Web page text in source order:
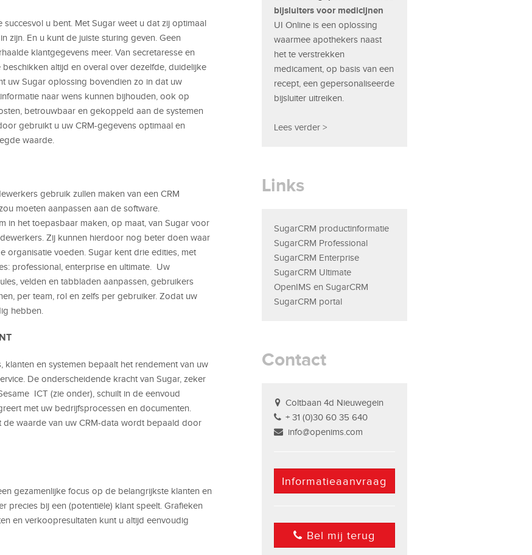
u bent. Met Sugar weet u dat zij optimaal
zijn. En u kunt de juiste sturing geven. Geen
klantgegevens meer. Van secretaresse en
altijd en overal over dezelfde, duidelijke
uw Sugar oplossing bovendien zo in dat uw
naar wens kunnen bijhouden, ook op
betrouwbaar en gekoppeld aan de systemen
gebruikt u uw CRM-gegevens optimaal en
waarde.
gebruik zullen maken van een CRM
moeten aanpassen aan de software.
in het toepasbaar maken, op maat, van Sugar voor
Zij kunnen hierdoor nog beter doen waar
organisatie voeden. Sugar kent drie edities, met
professional, enterprise en ultimate. Uw
velden en tabbladen aanpassen, gebruikers
per team, rol en zelfs per gebruiker. Zodat uw
hebben.
en systemen bepaalt het rendement van uw
De onderscheidende kracht van Sugar, zeker
ICT (zie onder), schuilt in de eenvoud
met uw bedrijfsprocessen en documenten.
waarde van uw CRM-data wordt bepaald door
gezamenlijke focus op de belangrijkste klanten en
precies bij een (potentiële) klant speelt. Grafieken
en verkoopresultaten kunt u altijd eenvoudig
bijsluiters voor medicijnen
UI Online is een oplossing
waarmee apothekers naast
het te verstrekken
medicament, op basis van een
recept, een gepersonaliseerde
bijsluiter uitreiken.
Lees verder >
Links
SugarCRM productinformatie
SugarCRM Professional
SugarCRM Enterprise
SugarCRM Ultimate
OpenIMS en SugarCRM
SugarCRM portal
Contact
Coltbaan 4d Nieuwegein
+ 31 (0)30 60 35 640
info@openims.com
Informatieaanvraag
Bel mij terug